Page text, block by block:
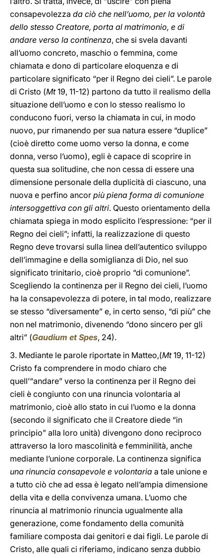
consapevolezza da ciò che nell’uomo, per la volontà
dello stesso Creatore, porta al matrimonio, e di
andare verso la continenza, che si svela davanti
all’uomo concreto, maschio o femmina, come
chiamata e dono di particolare eloquenza e di
particolare significato “per il Regno dei cieli”. Le parole
di Cristo (Mt19, 11-12) partono da tutto il realismo della
situazione dell’uomo e con lo stesso realismo lo
conducono fuori, verso la chiamata in cui, in modo
nuovo, pur rimanendo per sua natura essere “duplice”
(cioè diretto come uomo verso la donna, e come
donna, verso l’uomo), egli è capace di scoprire in
questa sua solitudine, che non cessa di essere una
dimensione personale della duplicità di ciascuno, una
nuova e perfino ancor più piena forma di comunione
intersoggettiva con gli altri. Questo orientamento della
chiamata spiega in modo esplicito l’espressione: “per il
Regno dei cieli”; infatti, la realizzazione di questo
Regno deve trovarsi sulla linea dell’autentico sviluppo
dell’immagine e della somiglianza di Dio, nel suo
significato trinitario, cioè proprio “di comunione”.
Scegliendo la continenza per il Regno dei cieli, l’uomo
ha la consapevolezza di potere, in tal modo, realizzare
se stesso “diversamente” e, in certo senso, “di più” che
non nel matrimonio, divenendo “dono sincero per gli
altri” (Gaudium et Spes, 24).
3. Mediante le parole riportate in Matteo,(Mt19, 11-12)
Cristo fa comprendere in modo chiaro che
quell’“andare” verso la continenza per il Regno dei
cieli è congiunto con una rinuncia volontaria al
matrimonio, cioè allo stato in cui l’uomo e la donna
(secondo il significato che il Creatore diede “in
principio” alla loro unità) divengono dono reciproco
attraverso la loro mascolinità e femminilità, anche
mediante l’unione corporale. La continenza significa
una rinuncia consapevole e volontaria a tale unione e
a tutto ciò che ad essa è legato nell’ampia dimensione
della vita e della convivenza umana. L’uomo che
rinuncia al matrimonio rinuncia ugualmente alla
generazione, come fondamento della comunità
familiare composta dai genitori e dai figli. Le parole di
Cristo, alle quali ci riferiamo, indicano senza dubbio